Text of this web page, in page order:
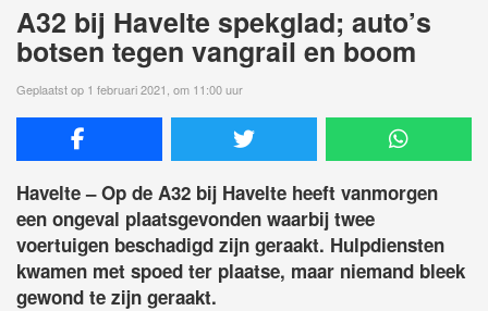
A32 bij Havelte spekglad; auto’s
botsen tegen vangrail en boom
Geplaatst op 1 februari 2021, om 11:00 uur
Havelte – Op de A32 bij Havelte heeft vanmorgen
een ongeval plaatsgevonden waarbij twee
voertuigen beschadigd zijn geraakt. Hulpdiensten
kwamen met spoed ter plaatse, maar niemand bleek
gewond te zijn geraakt.